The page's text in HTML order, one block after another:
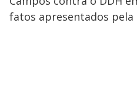
fatos apresentados pela